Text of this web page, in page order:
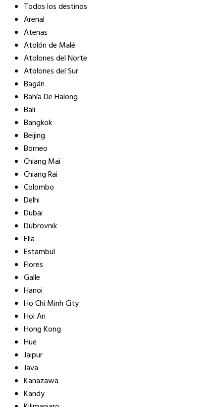
Todos los destinos
Arenal
Atenas
Atolón de Malé
Atolones del Norte
Atolones del Sur
Bagán
Bahía De Halong
Bali
Bangkok
Beijing
Borneo
Chiang Mai
Chiang Rai
Colombo
Delhi
Dubai
Dubrovnik
Ella
Estambul
Flores
Galle
Hanoi
Ho Chi Minh City
Hoi An
Hong Kong
Hue
Jaipur
Java
Kanazawa
Kandy